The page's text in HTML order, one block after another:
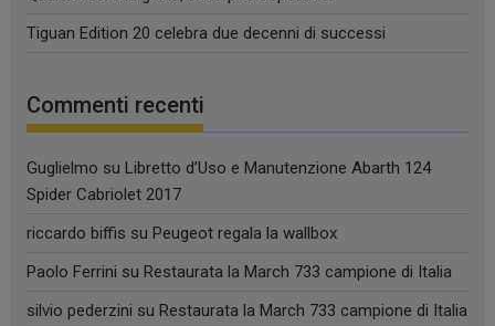
Tiguan Edition 20 celebra due decenni di successi
Commenti recenti
Guglielmo suLibretto d’Uso e Manutenzione Abarth 124
Spider Cabriolet 2017
riccardo biffis suPeugeot regala la wallbox
Paolo Ferrini suRestaurata la March 733 campione di Italia
silvio pederzini suRestaurata la March 733 campione di Italia